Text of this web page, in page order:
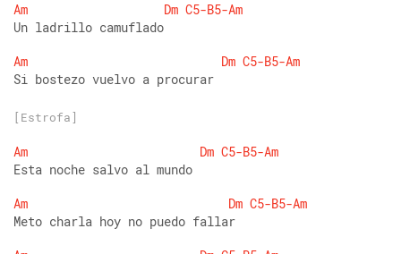
Am
Dm C5-B5-Am
Un ladrillo camuflado
Am
Dm C5-B5-Am
Si bostezo vuelvo a procurar
[Estrofa]
Am Dm C5-B5-Am
Esta noche salvo al mundo
Am
Dm C5-B5-Am
Meto charla hoy no puedo fallar